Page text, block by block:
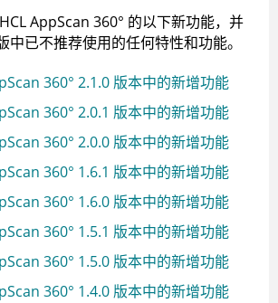
HCL AppScan 360° 的以下新功能，并
中已不推荐使用的任何特性和功能。
360° 2.1.0 版本中的新增功能
360° 2.0.1 版本中的新增功能
360° 2.0.0 版本中的新增功能
360° 1.6.1 版本中的新增功能
360° 1.6.0 版本中的新增功能
360° 1.5.1 版本中的新增功能
360° 1.5.0 版本中的新增功能
360° 1.4.0 版本中的新增功能